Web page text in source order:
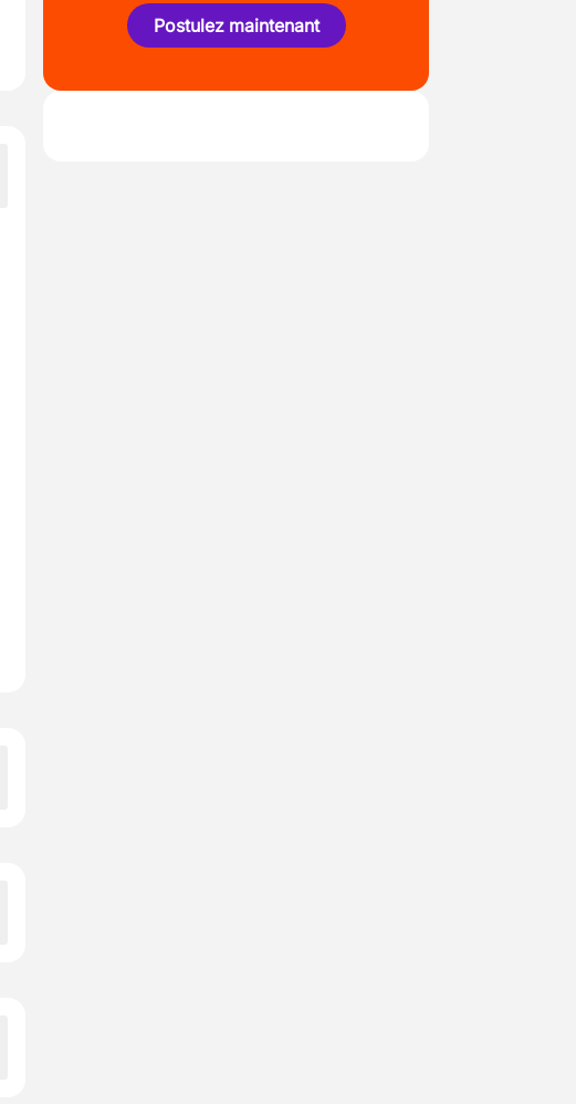
Postulez maintenant